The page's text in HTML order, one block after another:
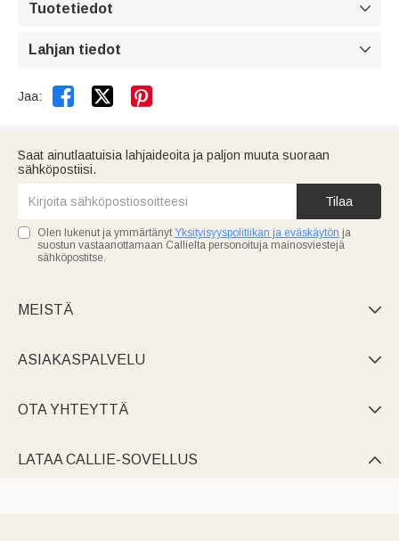
Tuotetiedot 
Lahjan tiedot 
Jaa:  
Saat ainutlaatuisia lahjaideoita ja paljon muuta suoraan
sähköpostiisi.
Tilaa
Olen lukenut ja ymmärtänyt Yksityisyyspolitiikan ja eväskäytön ja
suostun vastaanottamaan Callielta personoituja mainosviestejä
sähköpostitse.
MEISTÄ 
ASIAKASPALVELU 
OTA YHTEYTTÄ 
LATAA CALLIE-SOVELLUS 